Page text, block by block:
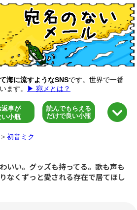
海に流すようなSNSです。世界で一番
ます。
▶ 宛メとは？
返事が
い小瓶
読んでもらえる
だけで良い小瓶
> 初音ミク
いい。グッズも持ってる。歌も声も
なくずっと愛される存在で居てほし